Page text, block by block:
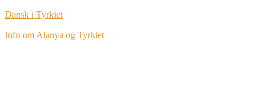
Dansk i Tyrkiet
Info om Alanya og Tyrkiet